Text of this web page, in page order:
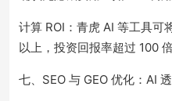
计算 ROI：青虎 AI 等工具可
以上，投资回报率超过 100
七、SEO 与 GEO 优化：AI